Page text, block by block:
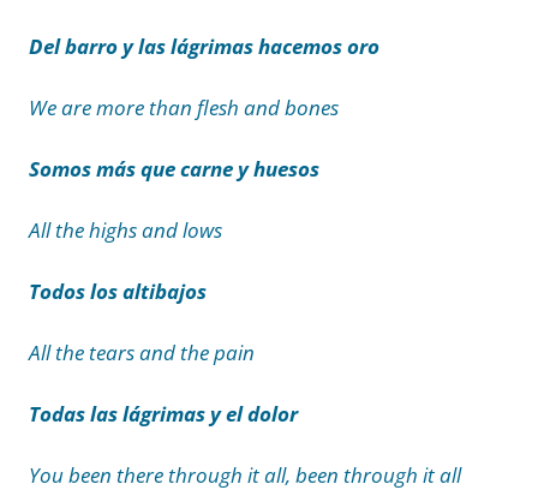
Del barro y las lágrimas hacemos oro
We are more than flesh and bones
Somos más que carne y huesos
All the highs and lows
Todos los altibajos
All the tears and the pain
Todas las lágrimas y el dolor
You been there through it all, been through it all